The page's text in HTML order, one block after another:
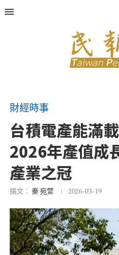
財經時事
台積電產能滿
2026年產值成
產業之冠
撰文： 秦 宛萱 2026-03-19